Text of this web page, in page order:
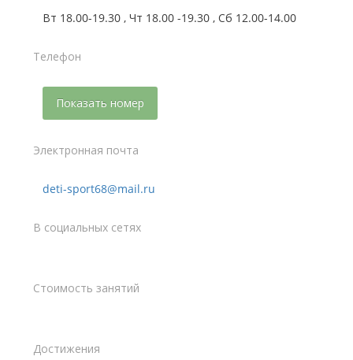
Вт 18.00-19.30 , Чт 18.00 -19.30 , Сб 12.00-14.00
Телефон
Показать номер
Электронная почта
deti-sport68@mail.ru
В социальных сетях
Стоимость занятий
Достижения